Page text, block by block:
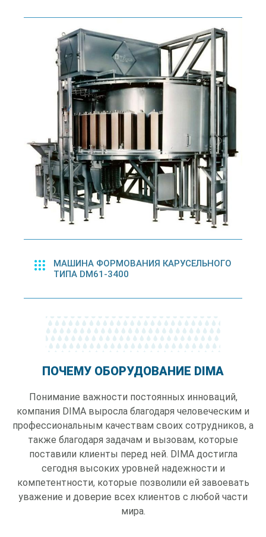
МАШИНА ФОРМОВАНИЯ КАРУСЕЛЬНОГО
ТИПА DM61-3400
ПОЧЕМУ ОБОРУДОВАНИЕ DIMA
Понимание важности постоянных инноваций,
компания DIMA выросла благодаря человеческим и
профессиональным качествам своих сотрудников, а
также благодаря задачам и вызовам, которые
поставили клиенты перед ней. DIMA достигла
сегодня высоких уровней надежности и
компетентности, которые позволили ей завоевать
уважение и доверие всех клиентов с любой части
мира.